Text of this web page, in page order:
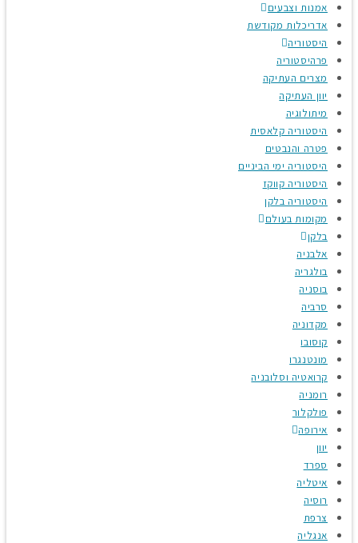
אמנות וצבעים
אדריכלות מקודשת
היסטוריה
פרהיסטוריה
מצרים העתיקה
יוון העתיקה
מיתולוגיה
היסטוריה קלאסית
פטרה והנבטים
היסטוריה ימי הביניים
היסטוריה קווקז
היסטוריה בלקן
מקומות בעולם
בלקן
אלבניה
בולגריה
בוסניה
סרביה
מקדוניה
קוסובו
מונטנגרו
קרואטיה וסלובניה
רומניה
פולקלור
אירופה
יוון
ספרד
איטליה
רוסיה
צרפת
אנגליה